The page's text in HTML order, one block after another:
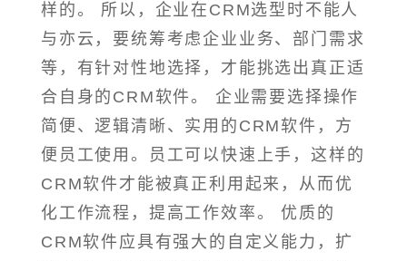
样的。 所以，企业在CRM选型时不能人
与亦云，要统筹考虑企业业务、部门需求
等，有针对性地选择，才能挑选出真正适
合自身的CRM软件。 企业需要选择操作
简便、逻辑清晰、实用的CRM软件，方
便员工使用。员工可以快速上手，这样的
CRM软件才能被真正利用起来，从而优
化工作流程，提高工作效率。 优质的
CRM软件应具有强大的自定义能力，扩